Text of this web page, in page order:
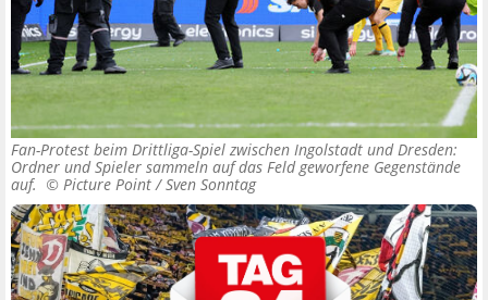
Fan-Protest beim Drittliga-Spiel zwischen Ingolstadt und Dresden:
Ordner und Spieler sammeln auf das Feld geworfene Gegenstände
auf. © Picture Point / Sven Sonntag